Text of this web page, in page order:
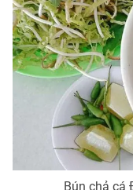
Bún chả cá